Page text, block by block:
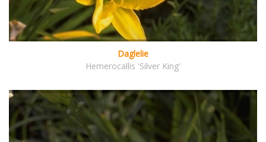
Daglelie
Hemerocallis 'Silver King'